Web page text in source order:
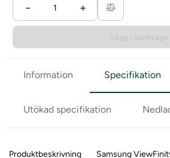
− +
Lägg i kundvagn
Information Specifikation
Utökad specifikation
Produktbeskrivning
Samsung